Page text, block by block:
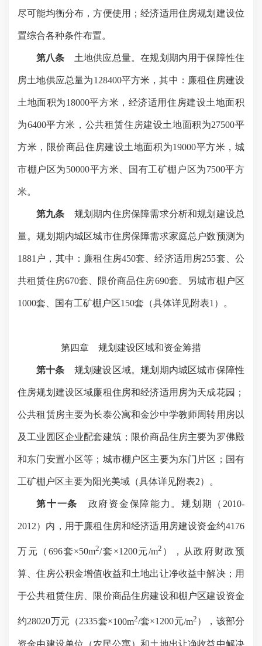
尽可能均衡分布，方便使用；经济适用住房规划建设位
置综合各种条件布置。
第八条 土地供应总量。在规划期内用于保障性住
房土地供应总量为128400平方米 ，其中：廉租住房建设
土地面积为18000平方米 ，经济适用住房建设土地面积
为6400平方米 ，公共租赁住房建设土地面积为27500平
方米 ，限价商品住房建设土地面积为19000平方米 ，城
市棚户区为50000平方米 、国有工矿棚户区为7500平方
米。
第九条 规划期内住房保障需求分析和规划建设总
量。规划期内城区城市住房保障需求家庭总户数预测为
1881 户，其中：廉租住房450套、经济适用房255套、公
共租赁住房670套、限价商品住房690套。另城市棚户区
1000套、国有工矿棚户区150套（具体详见附表1 ）。
第四章 规划建设区域和资金筹措
第十条 规划建设区域。规划期内城区城市保障性
住房规划建设区域廉租住房和经济适用房为天成花园；
公共租赁房主要为长泰公寓和金沙中学教师周转用房以
及工业园区企业配套建筑；限价商品住房主要为罗佛殿
和东门安置小区等；城市棚户区主要为东门片区；国有
工矿棚户区主要为阳光美域（具体详见附表2）。
第十一条 政府资金保障能力。规划期（ 2010-
2012）内，用于廉租住房和经济适用房建设资金约4176
万元（ 696套×50m2/套 ×1200元/m2 ），从政府财政预
算、住房公积金增值收益和土地出让净收益中解决；用
于公共租赁住房、限价商品住房建设和棚户区建设资金
约28020万元（2335套×100m2/套×1200元/m2 ），该部分
资金由建设单位（农民公寓）和土地出让净收益中解决